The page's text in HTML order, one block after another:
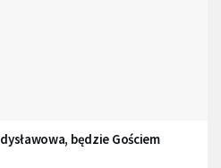
będzie Gościem